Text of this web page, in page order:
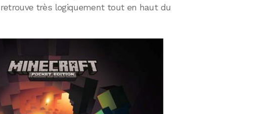
très logiquement tout en haut du